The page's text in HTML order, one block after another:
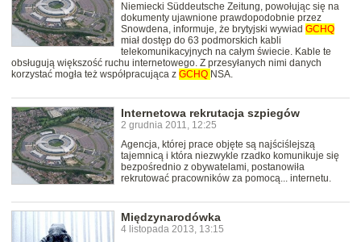
Niemiecki Süddeutsche Zeitung, powołując się na
dokumenty ujawnione prawdopodobnie przez
Snowdena, informuje, że brytyjski wywiad GCHQ
miał dostęp do 63 podmorskich kabli
telekomunikacyjnych na całym świecie. Kable te
obsługują większość ruchu internetowego. Z przesyłanych nimi danych
korzystać mogła też współpracująca z GCHQ NSA.
Internetowa rekrutacja szpiegów
2 grudnia 2011, 12:25
Agencja, której prace objęte są najściślejszą
tajemnicą i która niezwykle rzadko komunikuje się
bezpośrednio z obywatelami, postanowiła
rekrutować pracowników za pomocą... internetu.
Międzynarodówka
4 listopada 2013, 13:15